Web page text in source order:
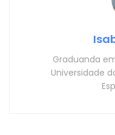
Graduanda
Universidade